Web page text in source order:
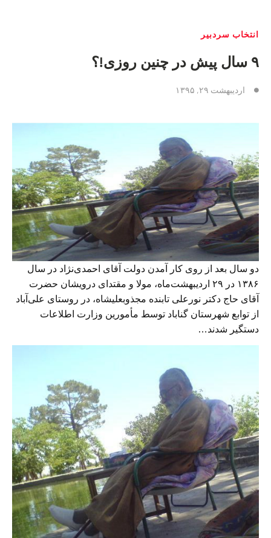
انتخاب سردبیر
۹ سال پیش در چنین روزی!؟
اردیبهشت ۲۹, ۱۳۹۵
دو سال بعد از روی کار آمدن دولت آقای احمدی‌نژاد در سال
۱۳۸۶ در ۲۹ اردیبهشت‌ماه، مولا و مقتدای درویشان حضرت
آقای حاج دکتر نورعلی تابنده مجذوبعليشاه، در روستای علی‌آباد
از توابع شهرستان گناباد توسط مأمورین وزارت اطلاعات
دستگیر شدند…